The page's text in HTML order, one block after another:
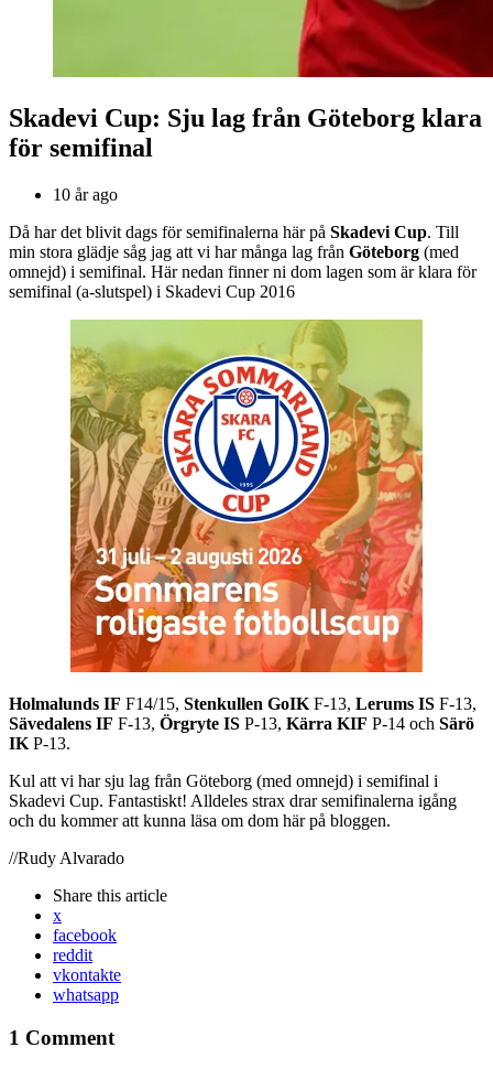
Skadevi Cup: Sju lag från Göteborg klara
för semifinal
10 år ago
Då har det blivit dags för semifinalerna här på Skadevi Cup. Till
min stora glädje såg jag att vi har många lag från Göteborg (med
omnejd) i semifinal. Här nedan finner ni dom lagen som är klara för
semifinal (a-slutspel) i Skadevi Cup 2016
Holmalunds IF F14/15, Stenkullen GoIK F-13, Lerums IS F-13,
Sävedalens IF F-13, Örgryte IS P-13, Kärra KIF P-14 och Särö
IK P-13.
Kul att vi har sju lag från Göteborg (med omnejd) i semifinal i
Skadevi Cup. Fantastiskt! Alldeles strax drar semifinalerna igång
och du kommer att kunna läsa om dom här på bloggen.
//Rudy Alvarado
Share this article
x
facebook
reddit
vkontakte
whatsapp
1 Comment